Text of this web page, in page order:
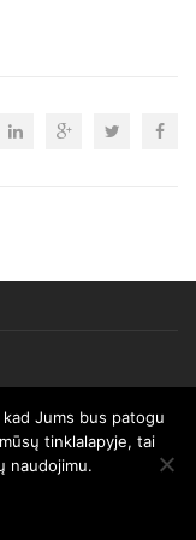
saugomos.
Jums bus patogu
tinklalapyje, tai
naudojimu.